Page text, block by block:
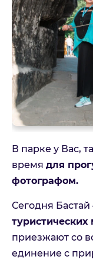
В парке у Вас,
время для
фотографом.
Сегодня Бастай
туристических
приезжают со
единение с
Дрезден +
Швейцария